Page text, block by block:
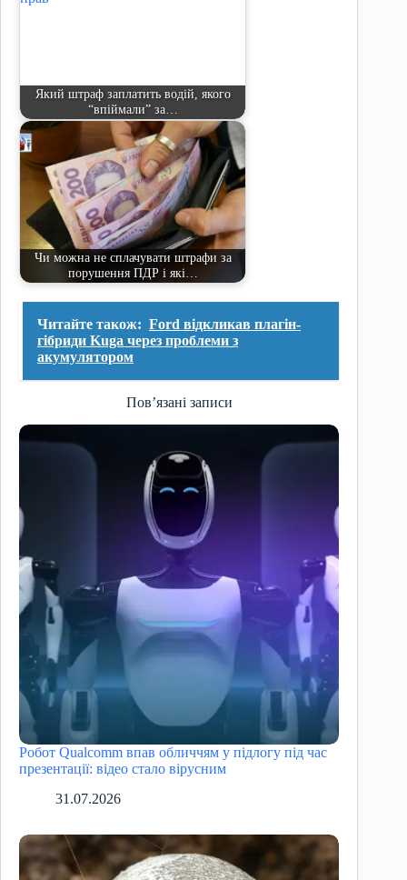
Який штраф заплатить водій, якого
“впіймали” за…
Чи можна не сплачувати штрафи за
порушення ПДР і які…
Читайте також: Ford відкликав плагін-
гібриди Kuga через проблеми з
акумулятором
Пов’язані записи
Робот Qualcomm впав обличчям у підлогу під час
презентації: відео стало вірусним
31.07.2026